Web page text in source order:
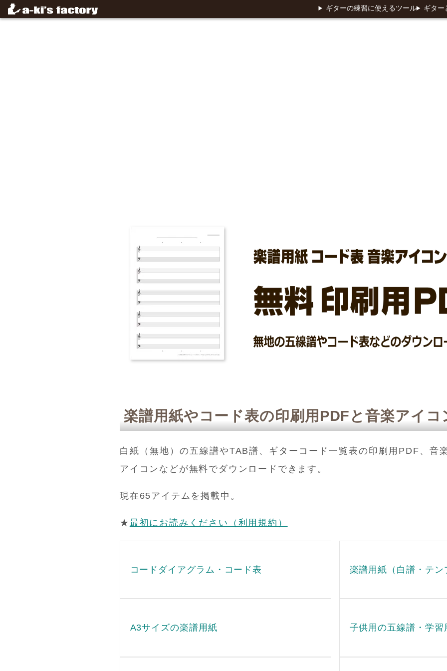
ギターの練習に使えるツール ギター
楽譜用紙やコード表の印刷用PDFと音楽アイコ
白紙（無地）の五線譜やTAB譜、ギターコード一覧表の印刷用PDF、音
アイコンなどが無料でダウンロードできます。
現在65アイテムを掲載中。
★最初にお読みください（利用規約）
コードダイアグラム・コード表 楽譜用紙（白譜・テン
A3サイズの楽譜用紙 子供用の五線譜・学習